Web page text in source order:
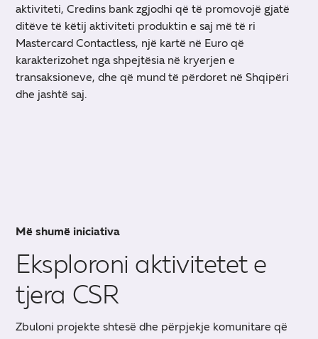
aktiviteti, Credins bank zgjodhi që të promovojë gjatë
ditëve të këtij aktiviteti produktin e saj më të ri
Mastercard Contactless, një kartë në Euro që
karakterizohet nga shpejtësia në kryerjen e
transaksioneve, dhe që mund të përdoret në Shqipëri
dhe jashtë saj.
Më shumë iniciativa
Eksploroni aktivitetet e
tjera CSR
Zbuloni projekte shtesë dhe përpjekje komunitare që